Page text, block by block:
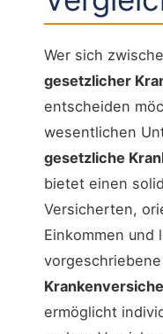
Wer sich
gesetzlicher
entscheiden
wesentlichen
gesetzliche
bietet einen
Versicherten,
Einkommen und
ermöglicht